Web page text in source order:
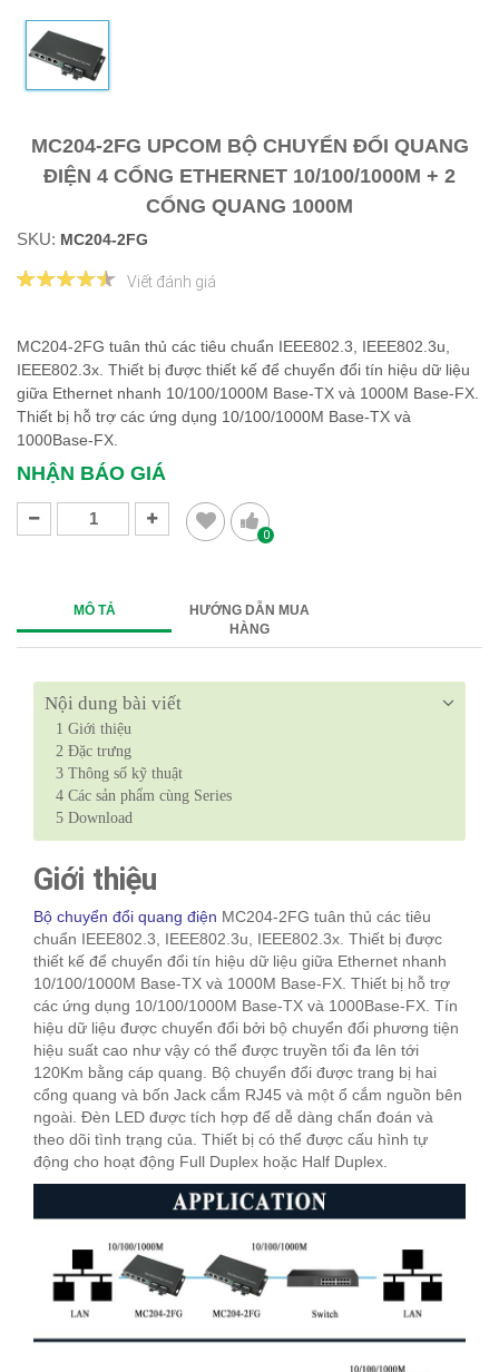
MC204-2FG UPCOM BỘ CHUYỂN ĐỔI QUANG
ĐIỆN 4 CỔNG ETHERNET 10/100/1000M + 2
CỔNG QUANG 1000M
SKU: MC204-2FG
Viết đánh giá
MC204-2FG tuân thủ các tiêu chuẩn IEEE802.3, IEEE802.3u,
IEEE802.3x. Thiết bị được thiết kế để chuyển đổi tín hiệu dữ liệu
giữa Ethernet nhanh 10/100/1000M Base-TX và 1000M Base-FX.
Thiết bị hỗ trợ các ứng dụng 10/100/1000M Base-TX và
1000Base-FX.
NHẬN BÁO GIÁ
0
MÔ TẢ
HƯỚNG DẪN MUA
HÀNG
Nội dung bài viết
1 Giới thiệu
2 Đặc trưng
3 Thông số kỹ thuật
4 Các sản phẩm cùng Series
5 Download
Giới thiệu
Bộ chuyển đổi quang điện MC204-2FG tuân thủ các tiêu
chuẩn IEEE802.3, IEEE802.3u, IEEE802.3x. Thiết bị được
thiết kế để chuyển đổi tín hiệu dữ liệu giữa Ethernet nhanh
10/100/1000M Base-TX và 1000M Base-FX. Thiết bị hỗ trợ
các ứng dụng 10/100/1000M Base-TX và 1000Base-FX. Tín
hiệu dữ liệu được chuyển đổi bởi bộ chuyển đổi phương tiện
hiệu suất cao như vậy có thể được truyền tối đa lên tới
120Km bằng cáp quang. Bộ chuyển đổi được trang bị hai
cổng quang và bốn Jack cắm RJ45 và một ổ cắm nguồn bên
ngoài. Đèn LED được tích hợp để dễ dàng chẩn đoán và
theo dõi tình trạng của. Thiết bị có thể được cấu hình tự
động cho hoạt động Full Duplex hoặc Half Duplex.